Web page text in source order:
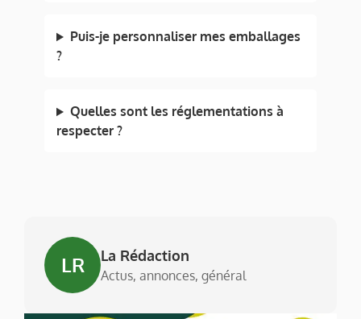
Puis-je personnaliser mes emballages
?
Quelles sont les réglementations à
respecter ?
LR La Rédaction
Actus, annonces, général